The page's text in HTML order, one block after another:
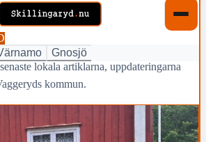
Gnosjö
lokala artiklarna, uppdateringarna
kommun.